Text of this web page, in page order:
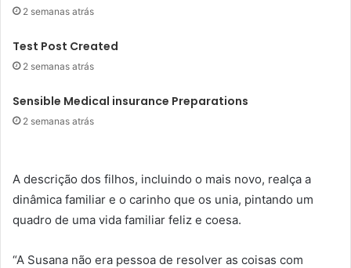
2 semanas atrás
Test Post Created
2 semanas atrás
Sensible Medical insurance Preparations
2 semanas atrás
A descrição dos filhos, incluindo o mais novo, realça a
dinâmica familiar e o carinho que os unia, pintando um
quadro de uma vida familiar feliz e coesa.
“A Susana não era pessoa de resolver as coisas com